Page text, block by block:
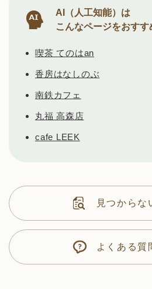
AI（人工知能）は
こんなページをおすす
喫茶 てのはan
香房はなしのぶ
南鉄カフェ
丸福 高森店
cafe LEEK
見つからな
よくある質